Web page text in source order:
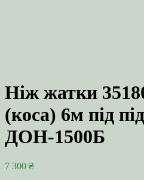
Ніж жатки
(коса) 6м під
ДОН-1500Б
7 300 ₴